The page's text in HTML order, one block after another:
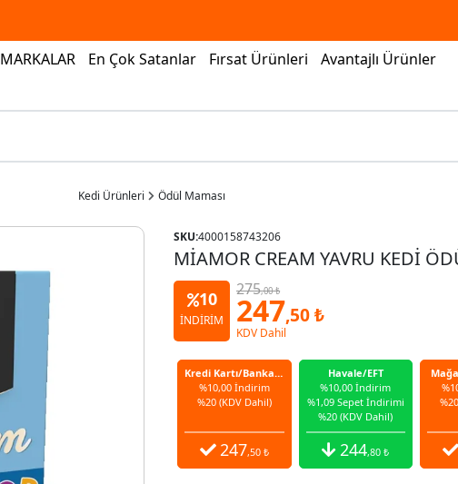
MARKALAR En Çok Satanlar Fırsat Ürünleri Avantajlı Ürünler
Kedi Ürünleri Ödül Maması
SKU:4000158743206
MİAMOR CREAM YAVRU KEDİ
10
İNDİRİM
275,00 ₺
247,50 ₺
KDV Dahil
Kredi Kartı/Banka Kartı
%10,00 İndirim
%20 (KDV Dahil)
247,50 ₺
Havale/EFT
%10,00 İndirim
%1,09 Sepet İndirimi
%20 (KDV Dahil)
244,80 ₺